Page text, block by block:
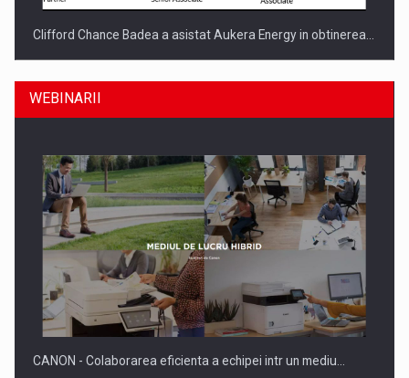
Clifford Chance Badea a asistat Aukera Energy in obtinerea…
SAPTE PERSONALITATI DIN MEDIUL DE AFACERI, ACADEMIC
SI INSTITUTIONAL…
WEBINARII
CANON - Colaborarea eficienta a echipei intr un mediu…